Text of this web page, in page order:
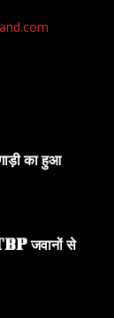
का हुआ
जवानों से